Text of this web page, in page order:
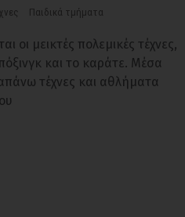
Παιδικά τμήματα
οι μεικτές πολεμικές τέχνες,
και το καράτε. Μέσα
τέχνες και αθλήματα